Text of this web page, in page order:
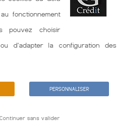
fonctionnement
pouvez choisir
d'adapter la configuration des
PERSONNALISER
Continuer sans valider